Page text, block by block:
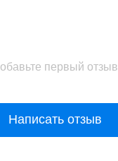
первый отзыв
Написать отзыв